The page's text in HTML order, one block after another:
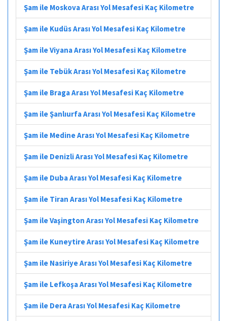
Şam ile Moskova Arası Yol Mesafesi Kaç Kilometre
Şam ile Kudüs Arası Yol Mesafesi Kaç Kilometre
Şam ile Viyana Arası Yol Mesafesi Kaç Kilometre
Şam ile Tebük Arası Yol Mesafesi Kaç Kilometre
Şam ile Braga Arası Yol Mesafesi Kaç Kilometre
Şam ile Şanlıurfa Arası Yol Mesafesi Kaç Kilometre
Şam ile Medine Arası Yol Mesafesi Kaç Kilometre
Şam ile Denizli Arası Yol Mesafesi Kaç Kilometre
Şam ile Duba Arası Yol Mesafesi Kaç Kilometre
Şam ile Tiran Arası Yol Mesafesi Kaç Kilometre
Şam ile Vaşington Arası Yol Mesafesi Kaç Kilometre
Şam ile Kuneytire Arası Yol Mesafesi Kaç Kilometre
Şam ile Nasiriye Arası Yol Mesafesi Kaç Kilometre
Şam ile Lefkoşa Arası Yol Mesafesi Kaç Kilometre
Şam ile Dera Arası Yol Mesafesi Kaç Kilometre